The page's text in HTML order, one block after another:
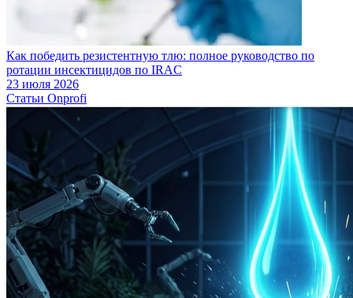
Как победить резистентную тлю: полное руководство по
ротации инсектицидов по IRAC
23 июля 2026
Статьи Onprofi